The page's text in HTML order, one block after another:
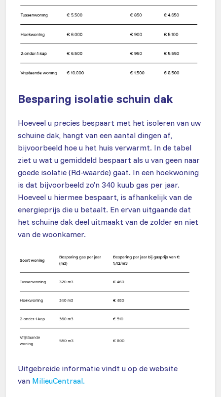
Besparing isolatie schuin dak
Hoeveel u precies bespaart met het isoleren van uw
schuine dak, hangt van een aantal dingen af,
bijvoorbeeld hoe u het huis verwarmt. In de tabel
ziet u wat u gemiddeld bespaart als u van geen naar
goede isolatie (Rd-waarde) gaat. In een hoekwoning
is dat bijvoorbeeld zo’n 340 kuub gas per jaar.
Hoeveel u hiermee bespaart, is afhankelijk van de
energieprijs die u betaalt. En ervan uitgaande dat
het schuine dak deel uitmaakt van de zolder en niet
van de woonkamer.
Uitgebreide informatie vindt u op de website
van MilieuCentraal.